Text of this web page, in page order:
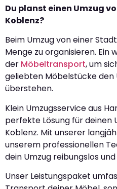
Du planst einen Umzug
Koblenz?
Beim Umzug von einer
Menge zu organisieren. Ein
der Möbeltransport, um
geliebten Möbelstücke den
überstehen.
Klein Umzugsservice aus
perfekte Lösung für deinen
Koblenz. Mit unserer
unserem professionellen
dein Umzug reibungslos
Unser Leistungspaket